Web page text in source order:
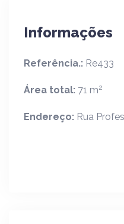
Informações
Referência.: Re433
Área total: 71 m2
Endereço: Rua